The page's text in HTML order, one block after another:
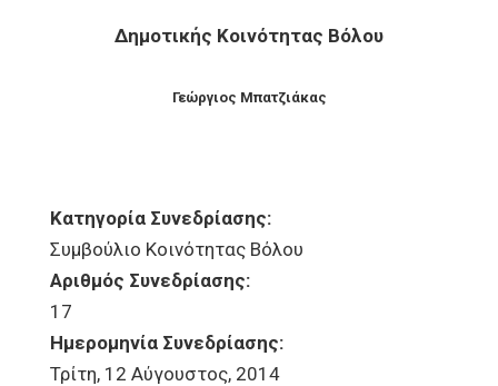
Δημοτικής Κοινότητας Βόλου
Γεώργιος Μπατζιάκας
Κατηγορία Συνεδρίασης:
Συμβούλιο Κοινότητας Βόλου
Αριθμός Συνεδρίασης:
17
Ημερομηνία Συνεδρίασης:
Τρίτη, 12 Αύγουστος, 2014